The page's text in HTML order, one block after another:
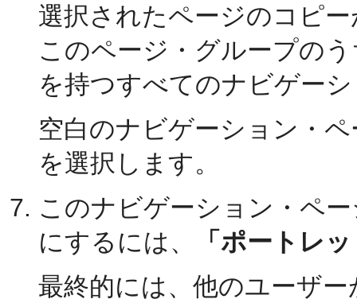
選択されたページのコピ
このページ・グループの
を持つすべてのナビゲー
空白のナビゲーション・
を選択します。
このナビゲーション・ペ
にするには、
「ポートレ
最終的には、他のユーザ